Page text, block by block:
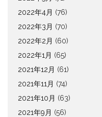
2022年4月 (76)
2022年3月 (70)
2022年2月 (60)
2022年1月 (65)
2021年12月 (61)
2021年11月 (74)
2021年10月 (63)
2021年9月 (56)